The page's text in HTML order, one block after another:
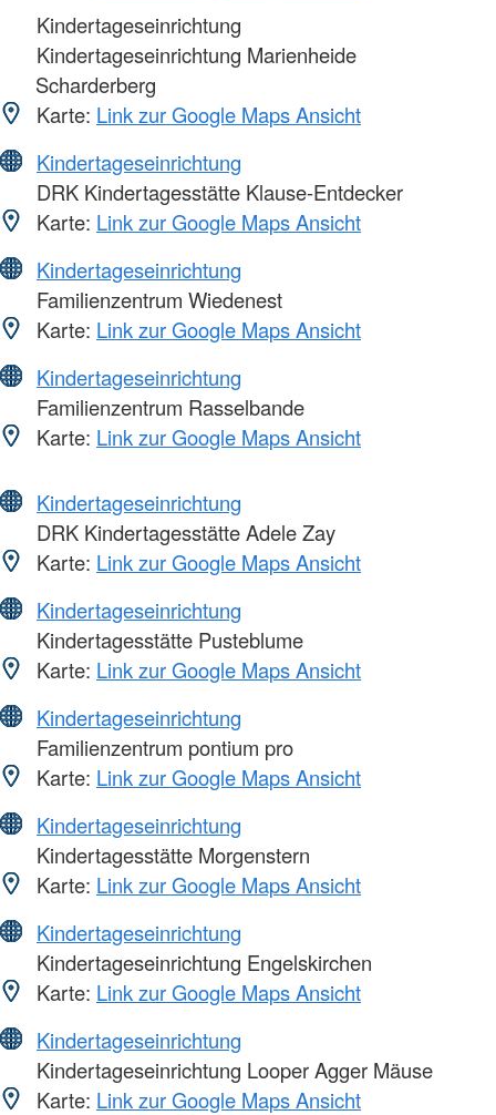
Kindertageseinrichtung
Kindertageseinrichtung Marienheide
Scharderberg
Karte: Link zur Google Maps Ansicht
Kindertageseinrichtung
DRK Kindertagesstätte Klause-Entdecker
Karte: Link zur Google Maps Ansicht
Kindertageseinrichtung
Familienzentrum Wiedenest
Karte: Link zur Google Maps Ansicht
Kindertageseinrichtung
Familienzentrum Rasselbande
Karte: Link zur Google Maps Ansicht
Kindertageseinrichtung
DRK Kindertagesstätte Adele Zay
Karte: Link zur Google Maps Ansicht
Kindertageseinrichtung
Kindertagesstätte Pusteblume
Karte: Link zur Google Maps Ansicht
Kindertageseinrichtung
Familienzentrum pontium pro
Karte: Link zur Google Maps Ansicht
Kindertageseinrichtung
Kindertagesstätte Morgenstern
Karte: Link zur Google Maps Ansicht
Kindertageseinrichtung
Kindertageseinrichtung Engelskirchen
Karte: Link zur Google Maps Ansicht
Kindertageseinrichtung
Kindertageseinrichtung Looper Agger Mäuse
Karte: Link zur Google Maps Ansicht